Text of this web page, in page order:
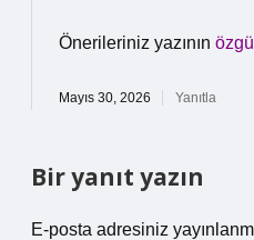
Önerileriniz yazının
Mayıs 30, 2026 Yanıtla
Bir yanıt yazın
E-posta adresiniz